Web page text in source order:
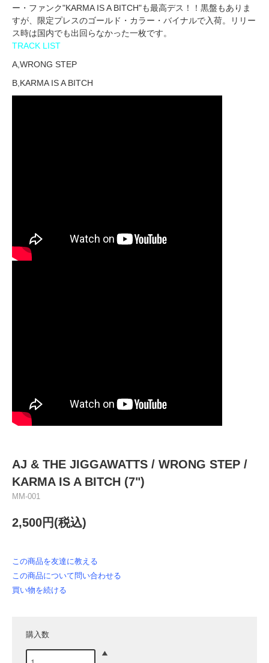
ー・ファンク"KARMA IS A BITCH"も最高デス！！黒盤もありま
すが、限定プレスのゴールド・カラー・バイナルで入荷。リリー
ス時は国内でも出回らなかった一枚です。
TRACK LIST
A,WRONG STEP
B,KARMA IS A BITCH
AJ & THE JIGGAWATTS / WRONG STEP /
KARMA IS A BITCH (7")
MM-001
2,500円(税込)
この商品を友達に教える
この商品について問い合わせる
買い物を続ける
購入数